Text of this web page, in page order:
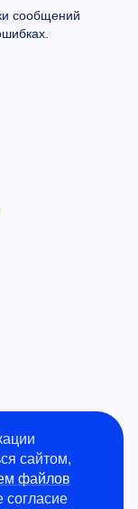
сообщений
сайтом,
файлов
согласие